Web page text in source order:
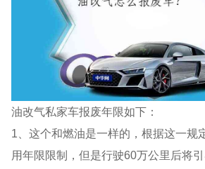
油改气私家车报废年限如下：
1、这个和燃油是一样的，根据这一规
用年限限制，但是行驶60万公里后将引